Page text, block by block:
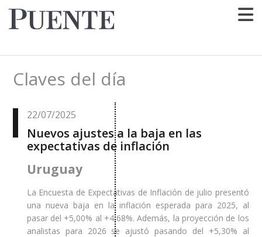
Claves del día
22/07/2025
Nuevos ajustes a la baja en las
expectativas de inflación
Uruguay
La Encuesta de Expectativas de Inflación de julio presentó
una nueva baja en la inflación esperada para 2025, al
pasar del +5,00% al +4,68%. Además, la proyección de los
analistas para 2026 se ajustó pasando del +5,30% al